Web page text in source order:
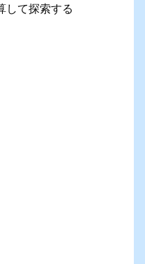
て探索する